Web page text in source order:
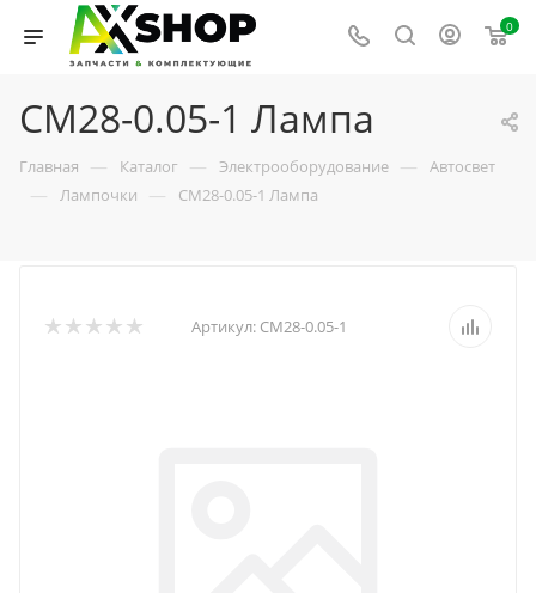
0
СМ28-0.05-1 Лампа
Главная — Каталог — Электрооборудование — Автосвет
— Лампочки — СМ28-0.05-1 Лампа
Артикул: СМ28-0.05-1